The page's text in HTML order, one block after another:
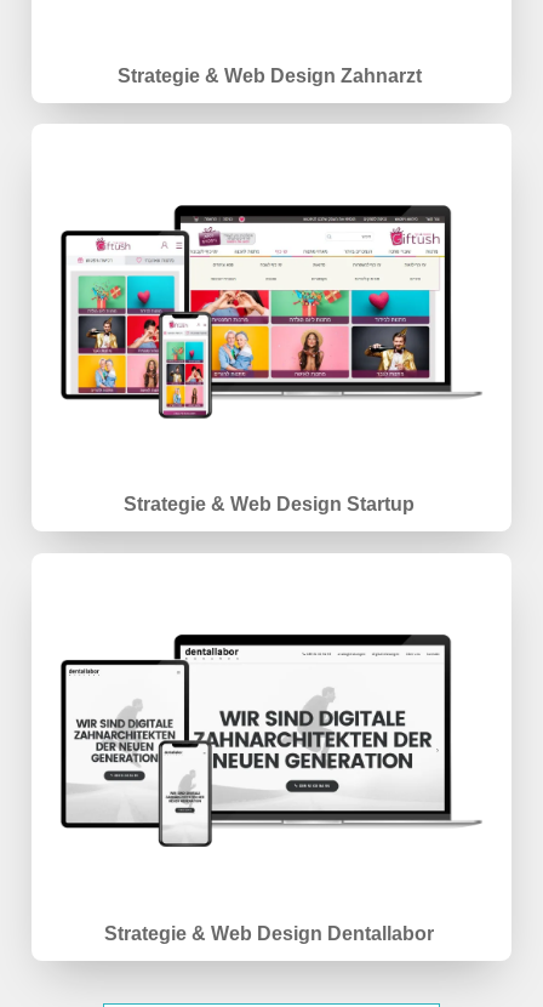
Strategie & Web Design Zahnarzt
Strategie & Web Design Startup
Strategie & Web Design Dentallabor